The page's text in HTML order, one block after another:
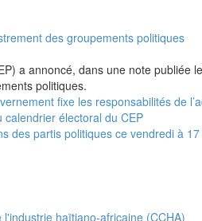
des groupements politiques
a annoncé, dans une note publiée
politiques.
fixe les responsabilités de
calendrier électoral du CEP
des partis politiques ce vendredi à